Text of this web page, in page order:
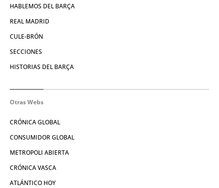
HABLEMOS DEL BARÇA
REAL MADRID
CULE-BRÓN
SECCIONES
HISTORIAS DEL BARÇA
Otras Webs
CRÓNICA GLOBAL
CONSUMIDOR GLOBAL
METROPOLI ABIERTA
CRÓNICA VASCA
ATLÁNTICO HOY